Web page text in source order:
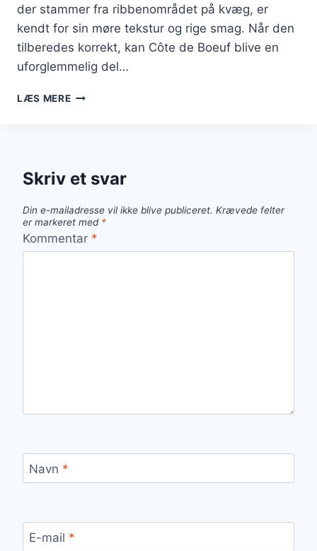
der stammer fra ribbenområdet på kvæg, er
kendt for sin møre tekstur og rige smag. Når den
tilberedes korrekt, kan Côte de Boeuf blive en
uforglemmelig del…
LÆS MERECÔTE
JULEMIDDAG
Skriv et svar
Din e-mailadresse vil ikke blive publiceret. Krævede felter
er markeret med *
Kommentar *
Navn *
E-mail *